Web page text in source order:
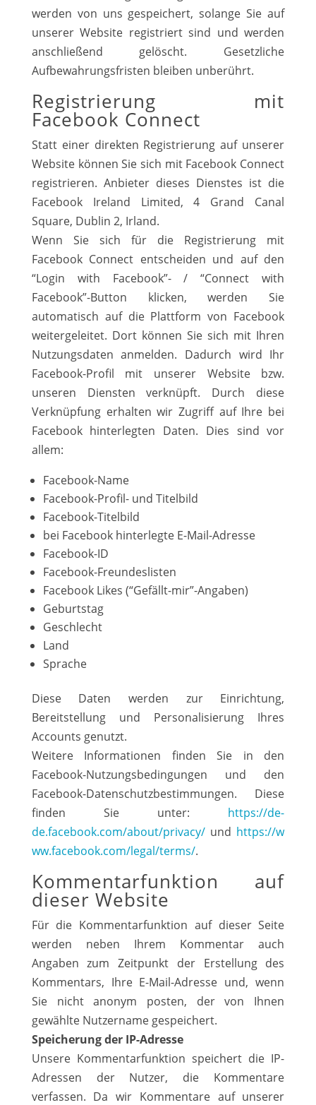
werden von uns gespeichert, solange Sie auf
unserer Website registriert sind und werden
anschließend gelöscht. Gesetzliche
Aufbewahrungsfristen bleiben unberührt.
Registrierung mit
Facebook Connect
Statt einer direkten Registrierung auf unserer
Website können Sie sich mit Facebook Connect
registrieren. Anbieter dieses Dienstes ist die
Facebook Ireland Limited, 4 Grand Canal
Square, Dublin 2, Irland.
Wenn Sie sich für die Registrierung mit
Facebook Connect entscheiden und auf den
“Login with Facebook”- / “Connect with
Facebook”-Button klicken, werden Sie
automatisch auf die Plattform von Facebook
weitergeleitet. Dort können Sie sich mit Ihren
Nutzungsdaten anmelden. Dadurch wird Ihr
Facebook-Profil mit unserer Website bzw.
unseren Diensten verknüpft. Durch diese
Verknüpfung erhalten wir Zugriff auf Ihre bei
Facebook hinterlegten Daten. Dies sind vor
allem:
Facebook-Name
Facebook-Profil- und Titelbild
Facebook-Titelbild
bei Facebook hinterlegte E-Mail-Adresse
Facebook-ID
Facebook-Freundeslisten
Facebook Likes (“Gefällt-mir”-Angaben)
Geburtstag
Geschlecht
Land
Sprache
Diese Daten werden zur Einrichtung,
Bereitstellung und Personalisierung Ihres
Accounts genutzt.
Weitere Informationen finden Sie in den
Facebook-Nutzungsbedingungen und den
Facebook-Datenschutzbestimmungen. Diese
finden Sie unter:
https://de-
de.facebook.com/about/privacy/ und https://w
ww.facebook.com/legal/terms/.
Kommentarfunktion auf
dieser Website
Für die Kommentarfunktion auf dieser Seite
werden neben Ihrem Kommentar auch
Angaben zum Zeitpunkt der Erstellung des
Kommentars, Ihre E-Mail-Adresse und, wenn
Sie nicht anonym posten, der von Ihnen
gewählte Nutzername gespeichert.
Speicherung der IP-Adresse
Unsere Kommentarfunktion speichert die IP-
Adressen der Nutzer, die Kommentare
verfassen. Da wir Kommentare auf unserer